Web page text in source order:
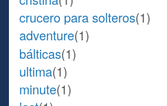
crucero para solteros(1)
adventure(1)
bálticas(1)
ultima(1)
minute(1)